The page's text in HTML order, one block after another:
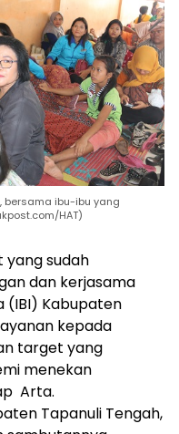
bersama ibu-ibu yang
HAT)
sudah
dan kerjasama
(IBI) Kabupaten
kepada
target yang
menekan
Arta.
Tapanuli Tengah,